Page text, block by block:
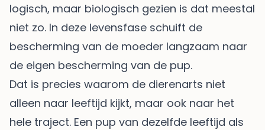
logisch, maar biologisch gezien is dat meestal
niet zo. In deze levensfase schuift de
bescherming van de moeder langzaam naar
de eigen bescherming van de pup.
Dat is precies waarom de dierenarts niet
alleen naar leeftijd kijkt, maar ook naar het
hele traject. Een pup van dezelfde leeftijd als